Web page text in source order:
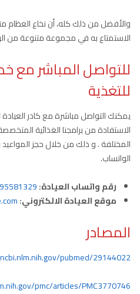
والأفضل من ذلك كله، أن نخاع
الاستمتاع به في مجموعة متنوعة من
للتواصل المباشر مع
للتغذية
يمكنك التواصل مباشرة مع كادر
الاستفادة من برامجنا الغذائية
المختلفة . و ذلك من خلال حجز
الواتساب.
رقم واتساب العيادة:
موقع العيادة الالكتروني:
المصادر
pubmed/29144022
pmc/articles/PMC3770746